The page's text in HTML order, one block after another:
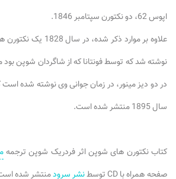
اپوس 62، دو نکتورن سپتامبر 1846.
نوشته شد که توسط فونتانا که از شاگردان شوپن
در دو دیز مینور، در زمان جوانی‌ وی نوشته شده
سال 1895 منتشر شده است.
کتاب نکتورن های شوپن اثر فردریک شوپن ترجمه
صفحه همراه با CD توسط
نشر سرودمنتشر شده